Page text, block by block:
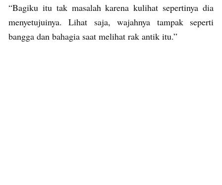
“Bagiku itu tak masalah karena kulihat sepertinya dia
menyetujuinya. Lihat saja, wajahnya tampak seperti
bangga dan bahagia saat melihat rak antik itu.”